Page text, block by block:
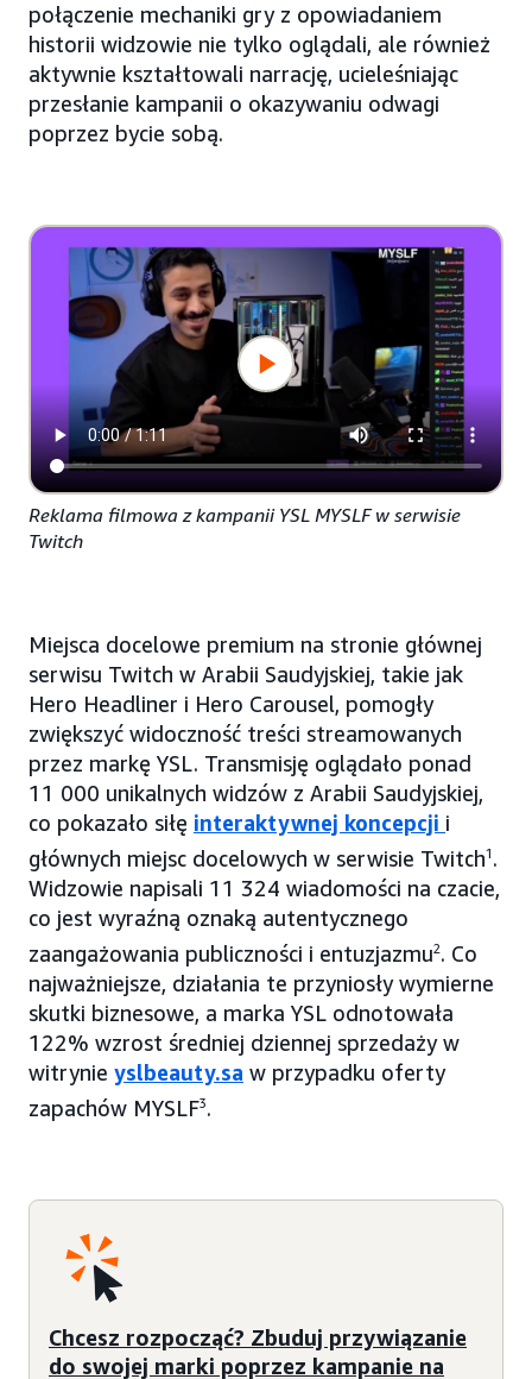
połączenie mechaniki gry z opowiadaniem
historii widzowie nie tylko oglądali, ale również
aktywnie kształtowali narrację, ucieleśniając
przesłanie kampanii o okazywaniu odwagi
poprzez bycie sobą.
Reklama filmowa z kampanii YSL MYSLF w serwisie
Twitch
Miejsca docelowe premium na stronie głównej
serwisu Twitch w Arabii Saudyjskiej, takie jak
Hero Headliner i Hero Carousel, pomogły
zwiększyć widoczność treści streamowanych
przez markę YSL. Transmisję oglądało ponad
11 000 unikalnych widzów z Arabii Saudyjskiej,
co pokazało siłę interaktywnej koncepcji i
głównych miejsc docelowych w serwisie Twitch1 .
Widzowie napisali 11 324 wiadomości na czacie,
co jest wyraźną oznaką autentycznego
zaangażowania publiczności i entuzjazmu2. Co
najważniejsze, działania te przyniosły wymierne
skutki biznesowe, a marka YSL odnotowała
122% wzrost średniej dziennej sprzedaży w
witrynie yslbeauty.sa w przypadku oferty
zapachów MYSLF3.
Chcesz rozpocząć? Zbuduj przywiązanie
do swojej marki poprzez kampanie na